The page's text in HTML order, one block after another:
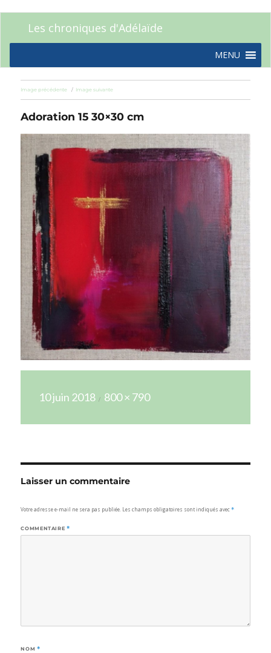
Les chroniques d'Adélaïde
MENU
Image précédente Image suivante
Adoration 15 30×30 cm
le
10 juin 2018
réelle
800 × 790
Laisser un commentaire
Votre adresse e-mail ne sera pas publiée. Les champs obligatoires sont indiqués avec*
COMMENTAIRE *
NOM *